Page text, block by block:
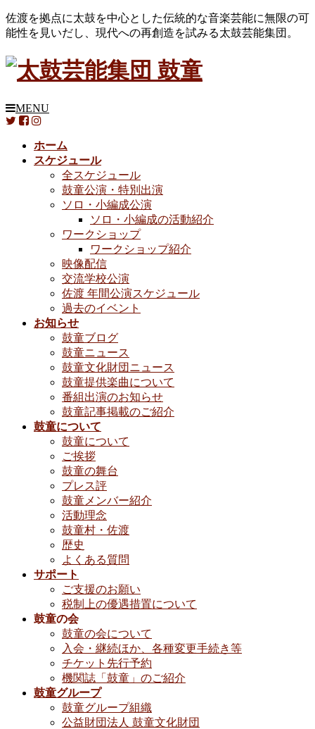
佐渡を拠点に太鼓を中心とした伝統的な音楽芸能に無限の可
能性を見いだし、現代への再創造を試みる太鼓芸能集団。
MENU
ホーム
スケジュール
全スケジュール
鼓童公演・特別出演
ソロ・小編成公演
ソロ・小編成の活動紹介
ワークショップ
ワークショップ紹介
映像配信
交流学校公演
佐渡 年間公演スケジュール
過去のイベント
お知らせ
鼓童ブログ
鼓童ニュース
鼓童文化財団ニュース
鼓童提供楽曲について
番組出演のお知らせ
鼓童記事掲載のご紹介
鼓童について
鼓童について
ご挨拶
鼓童の舞台
プレス評
鼓童メンバー紹介
活動理念
鼓童村・佐渡
歴史
よくある質問
サポート
ご支援のお願い
税制上の優遇措置について
鼓童の会
鼓童の会について
入会・継続ほか、各種変更手続き等
チケット先行予約
機関誌「鼓童」のご紹介
鼓童グループ
鼓童グループ組織
公益財団法人 鼓童文化財団